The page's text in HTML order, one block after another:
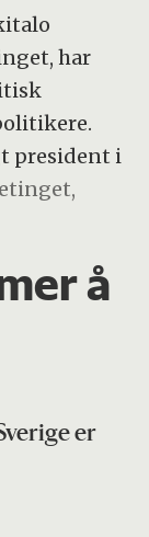
har
president i
å
er